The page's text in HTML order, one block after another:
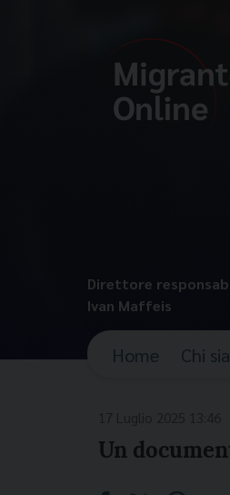
Direttore
Ivan Maffeis
Home Chi
Un